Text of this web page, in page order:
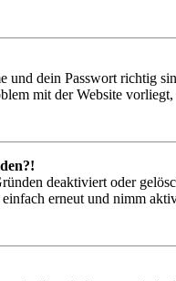
dein Passwort richtig
mit der Website
deaktiviert oder
erneut und nimm